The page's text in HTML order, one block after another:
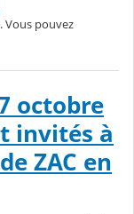
Vous pouvez
octobre
invités à
ZAC en